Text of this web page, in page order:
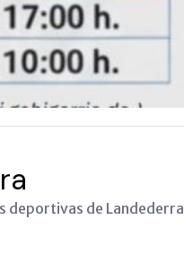
deportivas de Landederra